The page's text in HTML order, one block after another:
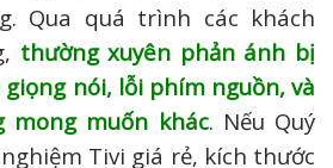
Qua quá trình các khách
thường xuyên phản ánh bị
nói, lỗi phím nguồn, và
mong muốn khác. Nếu Quý
Tivi giá rẻ, kích thước